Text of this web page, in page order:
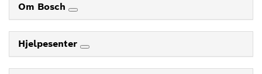
Om Bosch
Hjelpesenter